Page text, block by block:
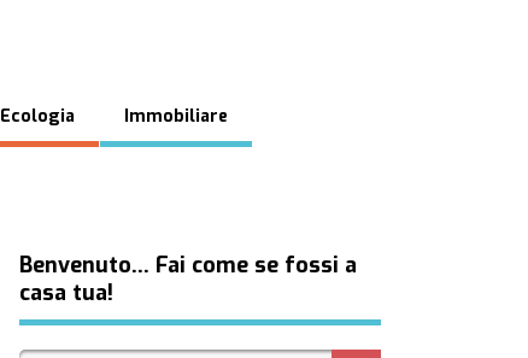
Ecologia Immobiliare
Benvenuto… Fai come se fossi a
casa tua!